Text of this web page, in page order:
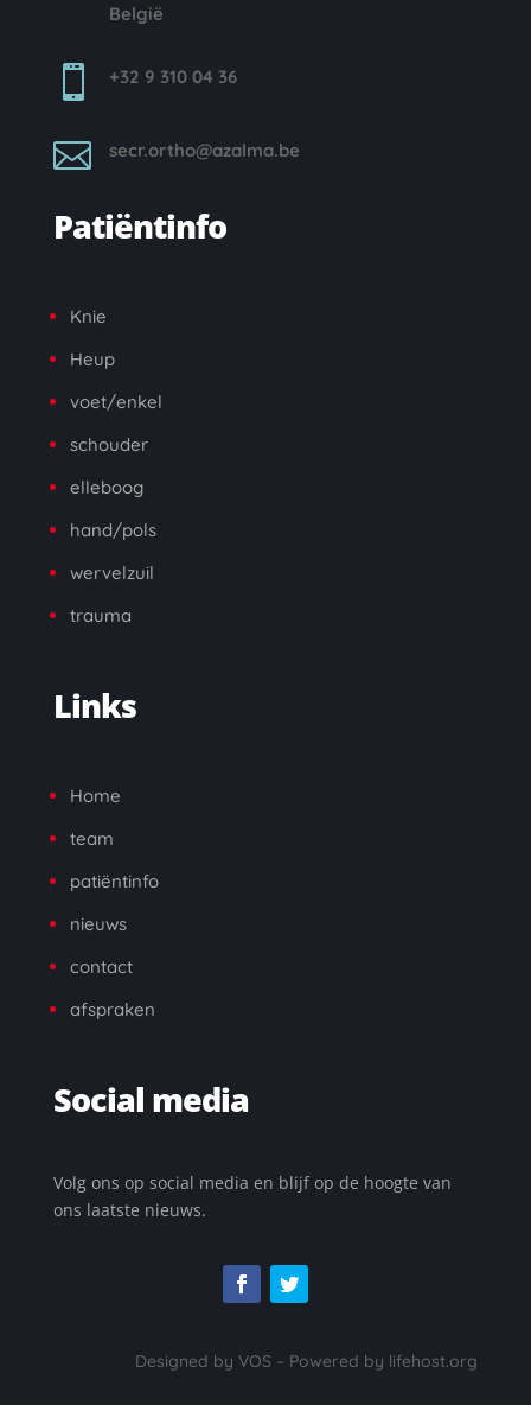
België
 +32 9 310 04 36
 secr.ortho@azalma.be
Patiëntinfo
Knie
Heup
voet/enkel
schouder
elleboog
hand/pols
wervelzuil
trauma
Links
Home
team
patiëntinfo
nieuws
contact
afspraken
Social media
Volg ons op social media en blijf op de hoogte van
ons laatste nieuws.
Designed by VOS – Powered by lifehost.org